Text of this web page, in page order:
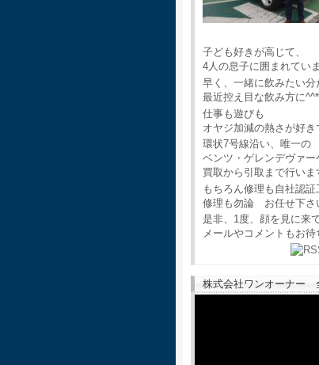
子ども好きが高じて、
4人の息子に囲まれていま
早く、一緒に飲みたい分
最近控え目な飲み方に
仕事も遊びも
オヤジ加減の熱さが好き
環状7号線沿い、唯一の
ベンツ・ゲレンデヴァ
買取から引取まで行いま
もちろん修理も自社認
修理も勿論 お任せ下さ
是非、1度、顔を見に来
メールやコメントもお待
株式会社ワンオーナー